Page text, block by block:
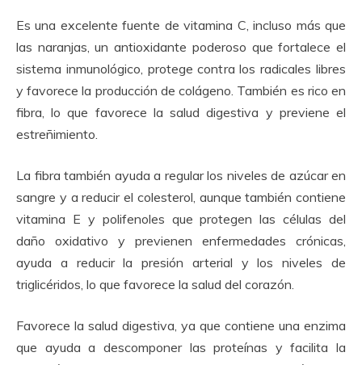
Es una excelente fuente de vitamina C, incluso más que
las naranjas, un antioxidante poderoso que fortalece el
sistema inmunológico, protege contra los radicales libres
y favorece la producción de colágeno. También es rico en
fibra, lo que favorece la salud digestiva y previene el
estreñimiento.
La fibra también ayuda a regular los niveles de azúcar en
sangre y a reducir el colesterol, aunque también contiene
vitamina E y polifenoles que protegen las células del
daño oxidativo y previenen enfermedades crónicas,
ayuda a reducir la presión arterial y los niveles de
triglicéridos, lo que favorece la salud del corazón.
Favorece la salud digestiva, ya que contiene una enzima
que ayuda a descomponer las proteínas y facilita la